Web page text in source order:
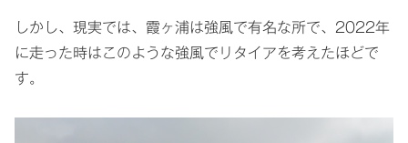
しかし、現実では、霞ヶ浦は強風で有名な所で、2022年
に走った時はこのような強風でリタイアを考えたほどで
す。